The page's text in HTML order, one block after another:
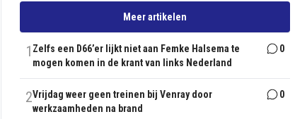
Meer artikelen
1 Zelfs een D66’er lijkt niet aan Femke Halsema te
mogen komen in de krant van links Nederland
0
2Vrijdag weer geen treinen bij Venray door
werkzaamheden na brand
0